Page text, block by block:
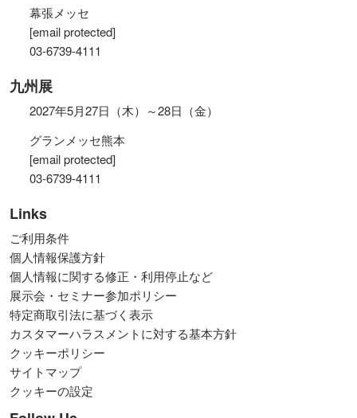
幕張メッセ
[email protected]
03-6739-4111
九州展
2027年5月27日（木）～28日（金）
グランメッセ熊本
[email protected]
03-6739-4111
Links
ご利用条件
個人情報保護方針
個人情報に関する修正・利用停止など
展示会・セミナー参加ポリシー
特定商取引法に基づく表示
カスタマーハラスメントに対する基本方針
クッキーポリシー
サイトマップ
クッキーの設定